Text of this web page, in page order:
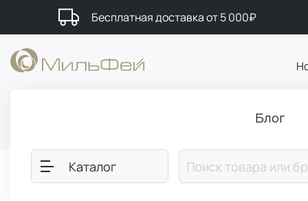
Бесплатная доставка от 5 000₽
Блог
Каталог